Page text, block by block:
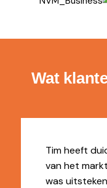
Wat
Tim heeft
van het
was